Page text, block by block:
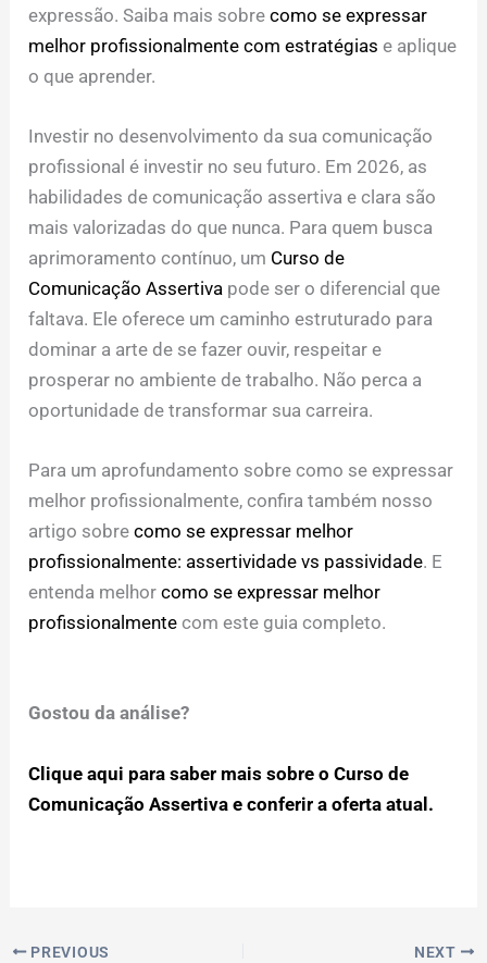
expressão. Saiba mais sobrecomo se expressar
melhor profissionalmente com estratégias e aplique
o que aprender.
Investir no desenvolvimento da sua comunicação
profissional é investir no seu futuro. Em 2026, as
habilidades de comunicação assertiva e clara são
mais valorizadas do que nunca. Para quem busca
aprimoramento contínuo, um Curso de
Comunicação Assertiva pode ser o diferencial que
faltava. Ele oferece um caminho estruturado para
dominar a arte de se fazer ouvir, respeitar e
prosperar no ambiente de trabalho. Não perca a
oportunidade de transformar sua carreira.
Para um aprofundamento sobre como se expressar
melhor profissionalmente, confira também nosso
artigo sobrecomo se expressar melhor
profissionalmente: assertividade vs passividade. E
entenda melhorcomo se expressar melhor
profissionalmente com este guia completo.
Gostou da análise?
Clique aqui para saber mais sobre o Curso de
Comunicação Assertiva e conferir a oferta atual.
PREVIOUS NEXT